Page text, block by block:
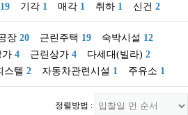
19 기각 1 매각 1 취하 1 신건 2
장 20 근린주택 19 숙박시설 12
가 4 근린상가 4 다세대(빌라) 2
스텔 2 자동차관련시설 1 주유소 1
정렬방법 :